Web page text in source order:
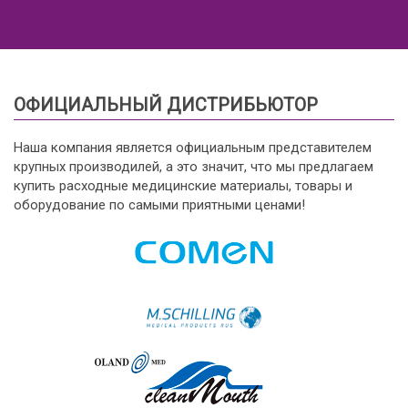
ОФИЦИАЛЬНЫЙ ДИСТРИБЬЮТОР
Наша компания является официальным представителем
крупных производилей, а это значит, что мы предлагаем
купить расходные медицинские материалы, товары и
оборудование по самыми приятными ценами!